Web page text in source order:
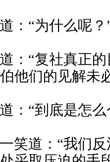
：“为什么呢？
：“复社真正
他们的见解未
：“到底是怎么
笑道：“我们